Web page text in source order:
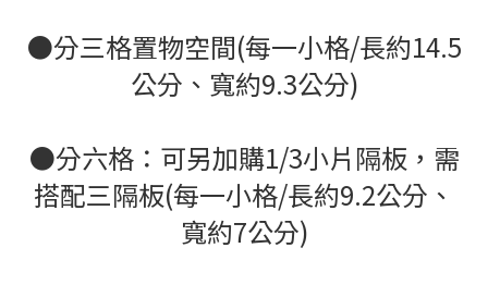
●分三格置物空間(每一小格/長約14.5
公分、寬約9.3公分)
●分六格：可另加購1/3小片隔板，需
搭配三隔板(每一小格/長約9.2公分、
寬約7公分)